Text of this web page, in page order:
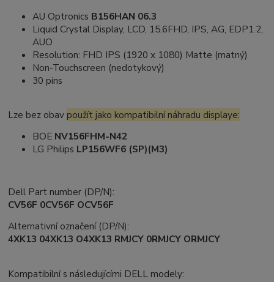
AU Optronics B156HAN 06.3
Liquid Crystal Display, LCD, 15.6FHD, IPS, AG, EDP1.2,
AUO
Resolution: FHD IPS (1920 x 1080) Matte (matný)
Non-Touchscreen (nedotykový)
30 pins
Lze bez obav použít jako kompatibilní náhradu displaye:
BOE NV156FHM-N42
LG Philips LP156WF6 (SP)(M3)
Dell Part number (DP/N):
CV56F 0CV56F OCV56F
Alternativní označení (DP/N):
4XK13 04XK13 O4XK13 RMJCY 0RMJCY ORMJCY
Kompatibilní s následujícími DELL modely: